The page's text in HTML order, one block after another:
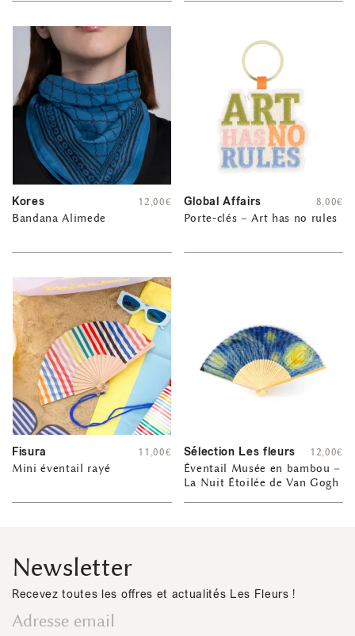
Kores
Bandana Alimede
12,00€ Global Affairs
Porte-clés – Art has no rules
8,00€
Fisura
Mini éventail rayé
11,00€ Sélection Les fleurs
Éventail Musée en bambou –
La Nuit Étoilée de Van Gogh
12,00€
Newsletter
Recevez toutes les offres et actualités Les Fleurs !